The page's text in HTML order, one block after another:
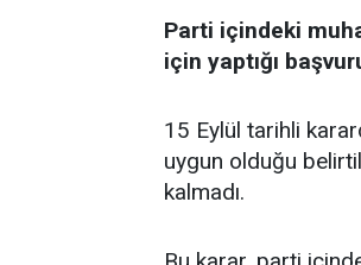
Parti içindeki
için yaptığı
15 Eylül tarihli
uygun olduğu
kalmadı.